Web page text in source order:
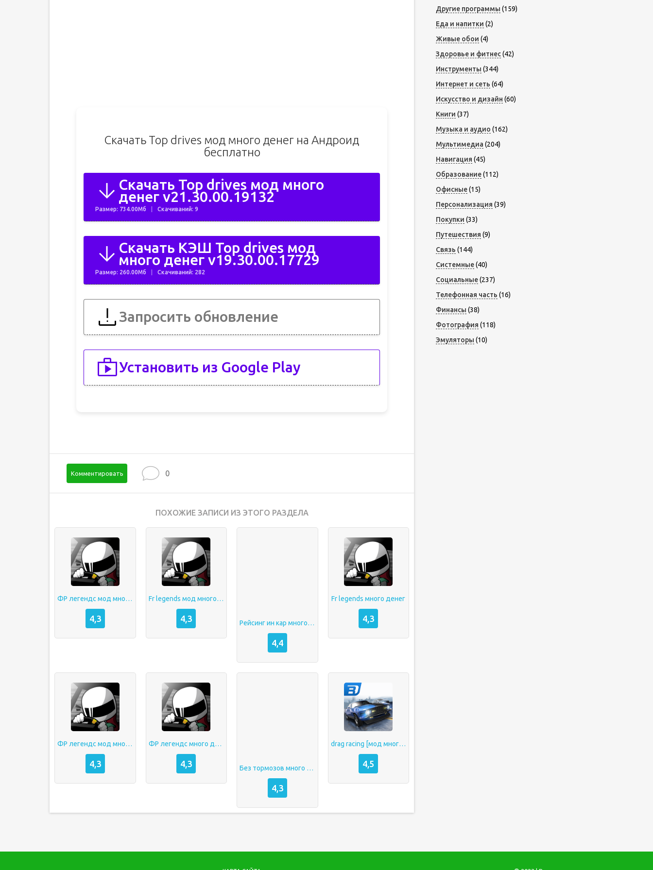
Скачать Top drives мод много денег на Андроид
бесплатно
Скачать Top drives мод много
денег v21.30.00.19132
Размер: 734.00Мб Скачиваний: 9
Скачать КЭШ Top drives мод
много денег v19.30.00.17729
Размер: 260.00Мб Скачиваний: 282
Запросить обновление
Установить из Google Play
Комментировать 0
ПОХОЖИЕ ЗАПИСИ ИЗ ЭТОГО РАЗДЕЛА
ФР легендс мод много денег
4,3
Fr legends мод много денег
4,3 Рейсинг ин кар много денег
4,4
Fr legends много денег
4,3
ФР легендс мод много денег
4,3
ФР легендс много денег
4,3 Без тормозов много денег
4,3
drag racing [мод много денег]
4,5
Другие программы (159)
Еда и напитки (2)
Живые обои (4)
Здоровье и фитнес(42)
Инструменты (344)
Интернет и сеть (64)
Искусство и дизайн (60)
Книги (37)
Музыка и аудио (162)
Мультимедиа (204)
Навигация (45)
Образование(112)
Офисные(15)
Персонализация (39)
Покупки (33)
Путешествия (9)
Связь (144)
Системные(40)
Социальные(237)
Телефонная часть (16)
Финансы (38)
Фотография (118)
Эмуляторы (10)